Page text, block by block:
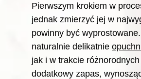
Pierwszym krokiem w
jednak zmierzyć jej w
powinny być
naturalnie delikatnie
jak i w trakcie
dodatkowy zapas,